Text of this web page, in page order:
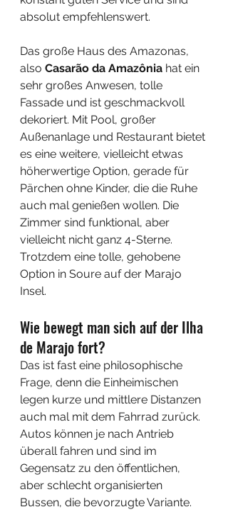
absolut empfehlenswert.
Das große Haus des Amazonas,
also Casarão da Amazônia hat ein
sehr großes Anwesen, tolle
Fassade und ist geschmackvoll
dekoriert. Mit Pool, großer
Außenanlage und Restaurant bietet
es eine weitere, vielleicht etwas
höherwertige Option, gerade für
Pärchen ohne Kinder, die die Ruhe
auch mal genießen wollen. Die
Zimmer sind funktional, aber
vielleicht nicht ganz 4-Sterne.
Trotzdem eine tolle, gehobene
Option in Soure auf der Marajo
Insel.
Wie bewegt man sich auf der Ilha
de Marajo fort?
Das ist fast eine philosophische
Frage, denn die Einheimischen
legen kurze und mittlere Distanzen
auch mal mit dem Fahrrad zurück.
Autos können je nach Antrieb
überall fahren und sind im
Gegensatz zu den öffentlichen,
aber schlecht organisierten
Bussen, die bevorzugte Variante.